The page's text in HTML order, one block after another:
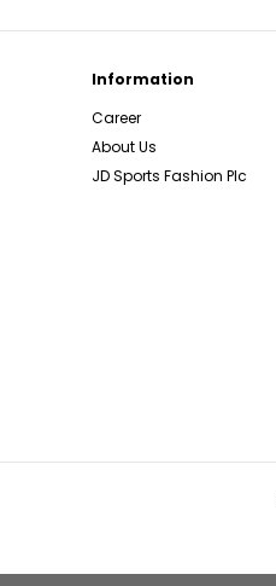
Information
Career
About Us
JD Sports Fashion Plc